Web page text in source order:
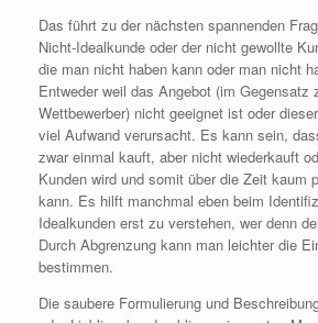
Das führt zu der nächsten spannenden
Nicht-Idealkunde oder der nicht gewollte
die man nicht haben kann oder man nicht
Entweder weil das Angebot (im Gegensatz
Wettbewerber) nicht geeignet ist oder
viel Aufwand verursacht. Es kann sein,
zwar einmal kauft, aber nicht wiederkauft
Kunden wird und somit über die Zeit kaum
kann. Es hilft manchmal eben beim
Idealkunden erst zu verstehen, wer denn
Durch Abgrenzung kann man leichter die
bestimmen.
Die saubere Formulierung und